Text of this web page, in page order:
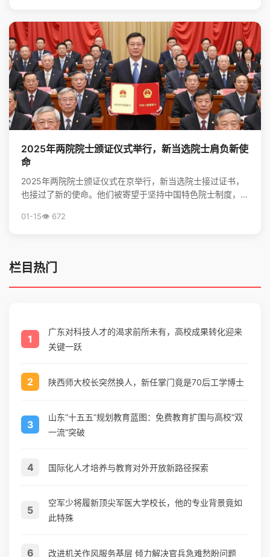
2025年两院院士颁证仪式举行，新当选院士肩负新使
命
2025年两院院士颁证仪式在京举行，新当选院士接过证书，
也接过了新的使命。他们被寄望于坚持中国特色院士制度，勇
01-15👁️ 672
栏目热门
1
广东对科技人才的渴求前所未有，高校成果转化迎来
关键一跃
2 陕西师大校长突然换人，新任掌门竟是70后工学博士
3
山东“十五五”规划教育蓝图：免费教育扩围与高校“双
一流”突破
4 国际化人才培养与教育对外开放新路径探索
5
空军少将履新顶尖军医大学校长，他的专业背景竟如
此特殊
6 改进机关作风服务基层 倾力解决官兵急难愁盼问题